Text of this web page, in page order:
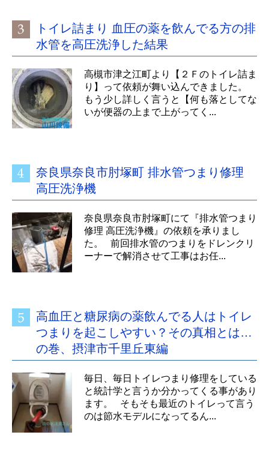
トイレ詰まり 血圧の薬を飲んでる方の排
水管を高圧洗浄した結果
高槻市津之江町より【２Ｆのトイレ詰ま
り】って依頼が舞い込んできました。
もう少し詳しく言うと【何も落としてな
いが便器の上まで上がってく...
奈良県奈良市肘塚町 排水管つまり修理
高圧洗浄機
奈良県奈良市肘塚町にて『排水管つまり
修理 高圧洗浄機』の依頼を承りまし
た。 前回排水管のつまりをドレンクリ
ーナーで解消させて工事はお任...
高血圧と糖尿病の薬飲んでる人はトイレ
つまりを起こしやすい？その真相とは…
の巻、摂津市千里丘東編
毎日、毎日トイレつまり修理をしている
と統計学と言うか分かってくる事があり
ます。 そもそも最近のトイレって言う
のは節水モデルになってるん...